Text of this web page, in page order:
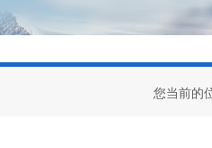
您当前的